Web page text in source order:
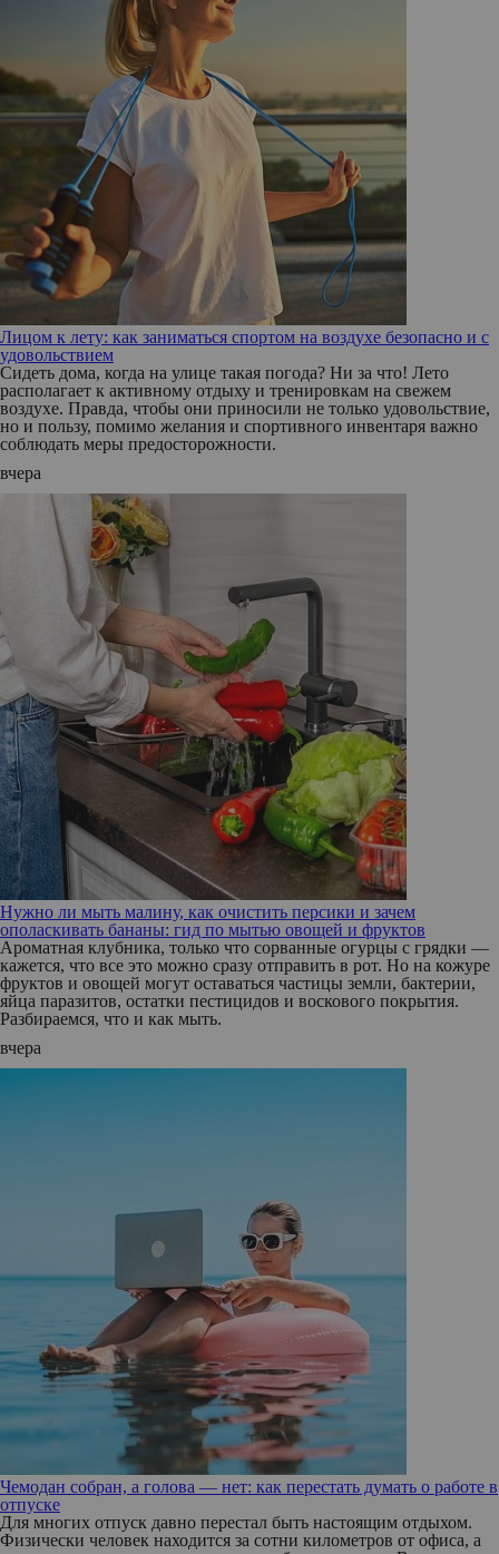
Лицом к лету: как заниматься спортом на воздухе безопасно и с
удовольствием
Сидеть дома, когда на улице такая погода? Ни за что! Лето
располагает к активному отдыху и тренировкам на свежем
воздухе. Правда, чтобы они приносили не только удовольствие,
но и пользу, помимо желания и спортивного инвентаря важно
соблюдать меры предосторожности.
вчера
Нужно ли мыть малину, как очистить персики и зачем
ополаскивать бананы: гид по мытью овощей и фруктов
Ароматная клубника, только что сорванные огурцы с грядки —
кажется, что все это можно сразу отправить в рот. Но на кожуре
фруктов и овощей могут оставаться частицы земли, бактерии,
яйца паразитов, остатки пестицидов и воскового покрытия.
Разбираемся, что и как мыть.
вчера
Чемодан собран, а голова — нет: как перестать думать о работе в
отпуске
Для многих отпуск давно перестал быть настоящим отдыхом.
Физически человек находится за сотни километров от офиса, а